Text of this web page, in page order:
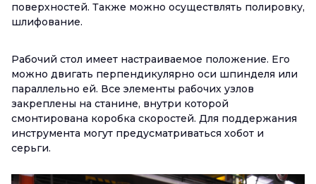
поверхностей. Также можно осуществлять полировку,
шлифование.
Рабочий стол имеет настраиваемое положение. Его
можно двигать перпендикулярно оси шпинделя или
параллельно ей. Все элементы рабочих узлов
закреплены на станине, внутри которой
смонтирована коробка скоростей. Для поддержания
инструмента могут предусматриваться хобот и
серьги.